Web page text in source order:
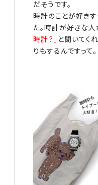
だそうです。
時計のことが好き
た。時計が好きな人
時計？」 と聞いてく
りもするんですって。